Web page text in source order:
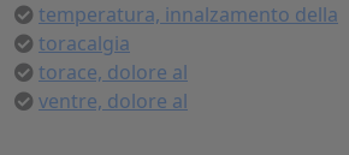
temperatura, innalzamento della
toracalgia
torace, dolore al
ventre, dolore al